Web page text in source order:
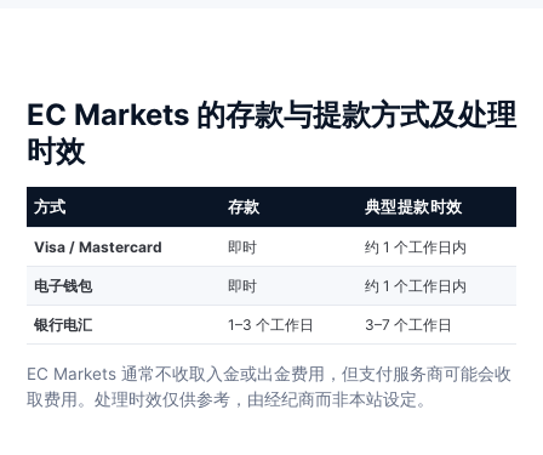
EC Markets 的存款与提款方式及处理
时效
方式 存款 典型提款时效
Visa / Mastercard 即时 约 1 个工作日内
电子钱包 即时 约 1 个工作日内
银行电汇 1–3 个工作日 3–7 个工作日
EC Markets 通常不收取入金或出金费用，但支付服务商可能会收
取费用。处理时效仅供参考，由经纪商而非本站设定。